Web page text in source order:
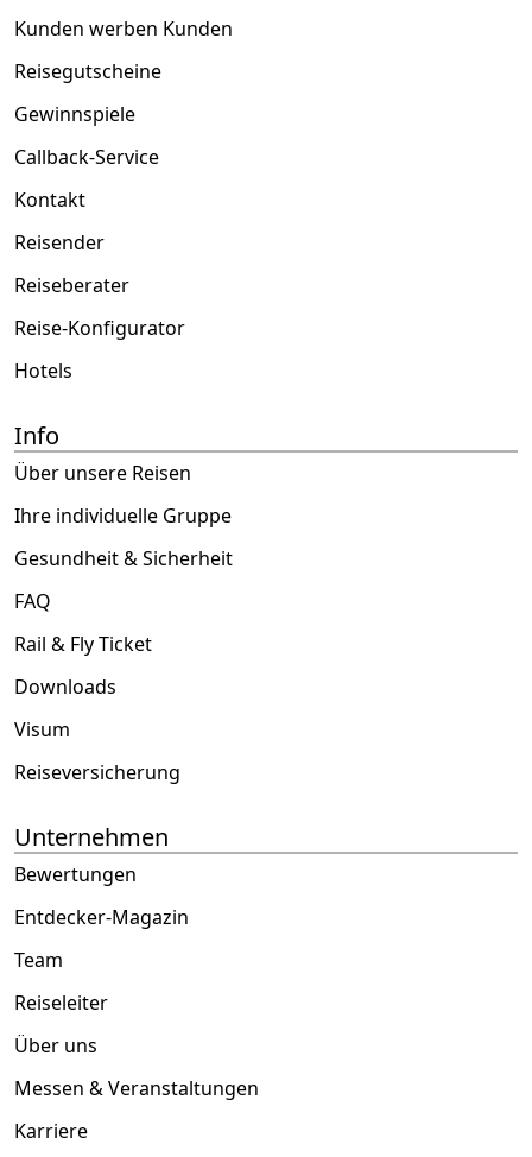
Kunden werben Kunden
Reisegutscheine
Gewinnspiele
Callback-Service
Kontakt
Reisender
Reiseberater
Reise-Konfigurator
Hotels
Info
Über unsere Reisen
Ihre individuelle Gruppe
Gesundheit & Sicherheit
FAQ
Rail & Fly Ticket
Downloads
Visum
Reiseversicherung
Unternehmen
Bewertungen
Entdecker-Magazin
Team
Reiseleiter
Über uns
Messen & Veranstaltungen
Karriere